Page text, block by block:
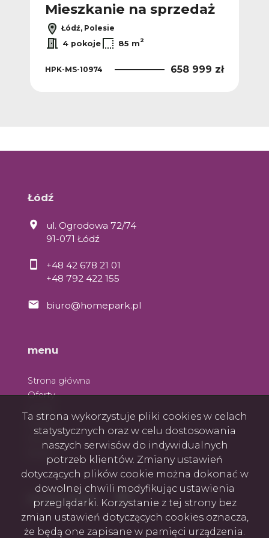
Mieszkanie na sprzedaż
Łódź, Polesie
4 pokoje
85 m2
HPK-MS-10974 658 999 zł
Łódź
ul. Ogrodowa 72/74
91-071 Łódź
+48 42 678 21 01
+48 792 422 155
biuro@homepark.pl
menu
Strona główna
Oferty
Kontakt
social media Facebook
Facebook
Ta strona wykorzystuje pliki cookies w celach
statystycznych oraz w celu dostosowania
naszych serwisów do indywidualnych
potrzeb klientów. Zmiany ustawień
dotyczących plików cookie można dokonać w
dowolnej chwili modyfikując ustawienia
przeglądarki. Korzystanie z tej strony bez
zmian ustawień dotyczących cookies oznacza,
że będą one zapisane w pamięci urządzenia.